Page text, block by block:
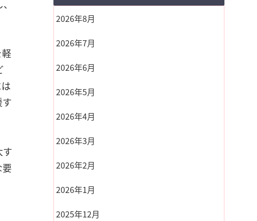
す
要
2026年8月
2026年7月
2026年6月
2026年5月
2026年4月
2026年3月
2026年2月
2026年1月
2025年12月